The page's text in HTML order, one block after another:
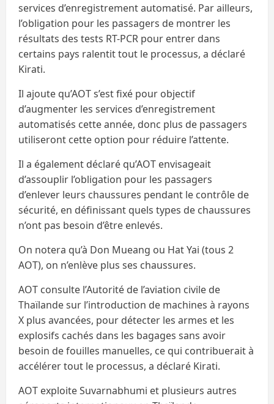
services d’enregistrement automatisé. Par ailleurs,
l’obligation pour les passagers de montrer les
résultats des tests RT-PCR pour entrer dans
certains pays ralentit tout le processus, a déclaré
Kirati.
Il ajoute qu’AOT s’est fixé pour objectif
d’augmenter les services d’enregistrement
automatisés cette année, donc plus de passagers
utiliseront cette option pour réduire l’attente.
Il a également déclaré qu’AOT envisageait
d’assouplir l’obligation pour les passagers
d’enlever leurs chaussures pendant le contrôle de
sécurité, en définissant quels types de chaussures
n’ont pas besoin d’être enlevés.
On notera qu’à Don Mueang ou Hat Yai (tous 2
AOT), on n’enlève plus ses chaussures.
AOT consulte l’Autorité de l’aviation civile de
Thaïlande sur l’introduction de machines à rayons
X plus avancées, pour détecter les armes et les
explosifs cachés dans les bagages sans avoir
besoin de fouilles manuelles, ce qui contribuerait à
accélérer tout le processus, a déclaré Kirati.
AOT exploite Suvarnabhumi et plusieurs autres